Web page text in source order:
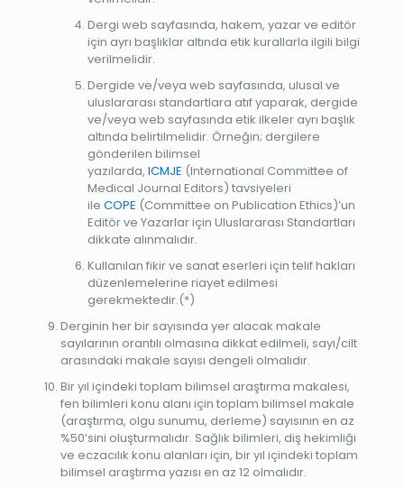
Dergi web sayfasında, hakem, yazar ve editör
için ayrı başlıklar altında etik kurallarla ilgili bilgi
verilmelidir.
Dergide ve/veya web sayfasında, ulusal ve
uluslararası standartlara atıf yaparak, dergide
ve/veya web sayfasında etik ilkeler ayrı başlık
altında belirtilmelidir. Örneğin; dergilere
gönderilen bilimsel
yazılarda, ICMJE (International Committee of
Medical Journal Editors) tavsiyeleri
ile COPE (Committee on Publication Ethics)’un
Editör ve Yazarlar için Uluslararası Standartları
dikkate alınmalıdır.
Kullanılan fikir ve sanat eserleri için telif hakları
düzenlemelerine riayet edilmesi
gerekmektedir.(*)
Derginin her bir sayısında yer alacak makale
sayılarının orantılı olmasına dikkat edilmeli, sayı/cilt
arasındaki makale sayısı dengeli olmalıdır.
Bir yıl içindeki toplam bilimsel araştırma makalesi,
fen bilimleri konu alanı için toplam bilimsel makale
(araştırma, olgu sunumu, derleme) sayısının en az
%50‘sini oluşturmalıdır. Sağlık bilimleri, diş hekimliği
ve eczacılık konu alanları için, bir yıl içindeki toplam
bilimsel araştırma yazısı en az 12 olmalıdır.